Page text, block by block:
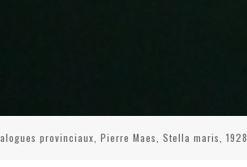
provinciaux, Pierre Maes, Stella maris, 1928